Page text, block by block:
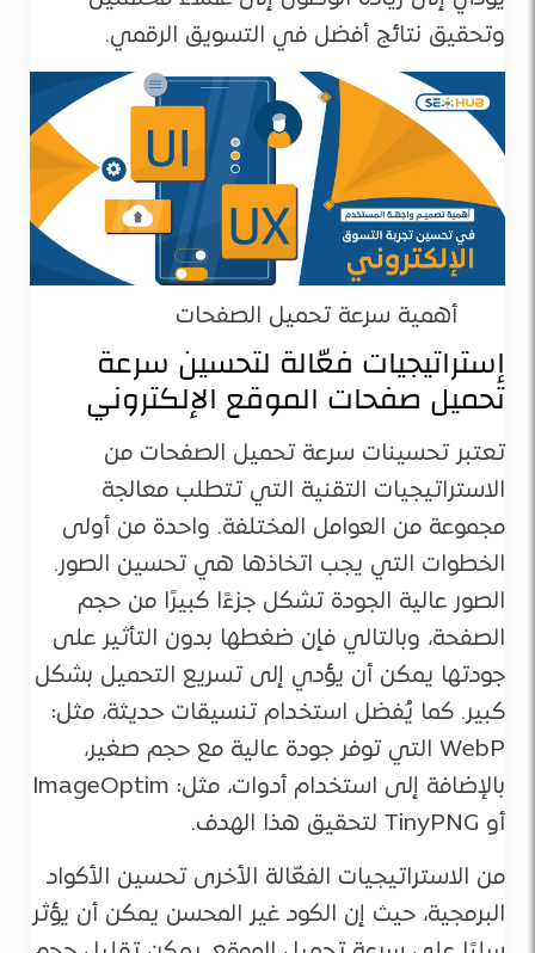
وتحقيق نتائج أفضل في التسويق الرقمي​.
أهمية سرعة تحميل الصفحات
إستراتيجيات فعّالة لتحسين سرعة
تحميل صفحات الموقع الإلكتروني
تعتبر تحسينات سرعة تحميل الصفحات من
الاستراتيجيات التقنية التي تتطلب معالجة
مجموعة من العوامل المختلفة. واحدة من أولى
الخطوات التي يجب اتخاذها هي تحسين الصور.
الصور عالية الجودة تشكل جزءًا كبيرًا من حجم
الصفحة، وبالتالي فإن ضغطها بدون التأثير على
جودتها يمكن أن يؤدي إلى تسريع التحميل بشكل
كبير. كما يُفضل استخدام تنسيقات حديثة، مثل:
WebP التي توفر جودة عالية مع حجم صغير،
بالإضافة إلى استخدام أدوات، مثل: ImageOptim
أو TinyPNG لتحقيق هذا الهدف​.
من الاستراتيجيات الفعّالة الأخرى تحسين الأكواد
البرمجية، حيث إن الكود غير المحسن يمكن أن يؤثر